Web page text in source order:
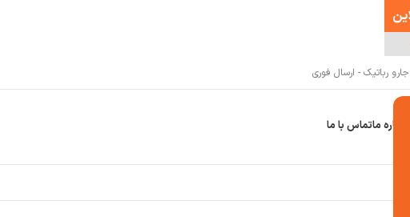
رباتیک - ارسال فوری
درباره ماتماس با ما